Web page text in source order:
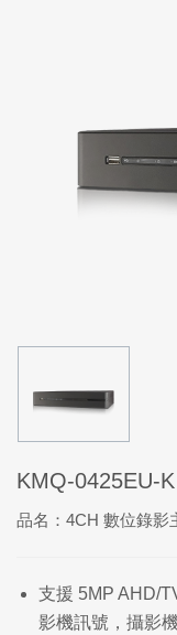
KMQ-0425EU-K
品名：4CH 數位錄影
支援 5MP AHD/
影機訊號，攝影